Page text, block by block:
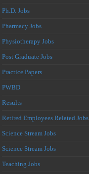
Ph.D. Jobs
Pharmacy Jobs
Physiotherapy Jobs
Post Graduate Jobs
Practice Papers
PWBD
Results
Retired Employees Related Jobs
Science Stream Jobs
Science Stream Jobs
Teaching Jobs